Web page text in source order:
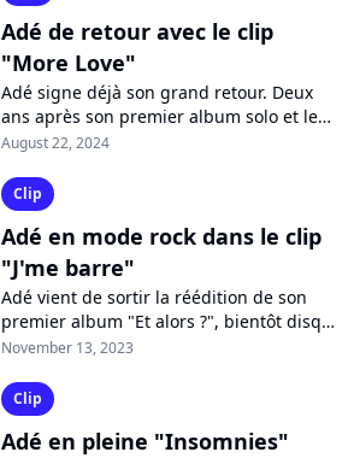
Adé de retour avec le clip
"More Love"
Adé signe déjà son grand retour. Deux
ans après son premier album solo et le
tube "Tout savoir", l'ex-chanteuse de
August 22, 2024
Clip
Adé en mode rock dans le clip
"J'me barre"
Adé vient de sortir la réédition de son
premier album "Et alors ?", bientôt disque
d'or. Parmi les six titres bonus, on
November 13, 2023
Clip
Adé en pleine "Insomnies"